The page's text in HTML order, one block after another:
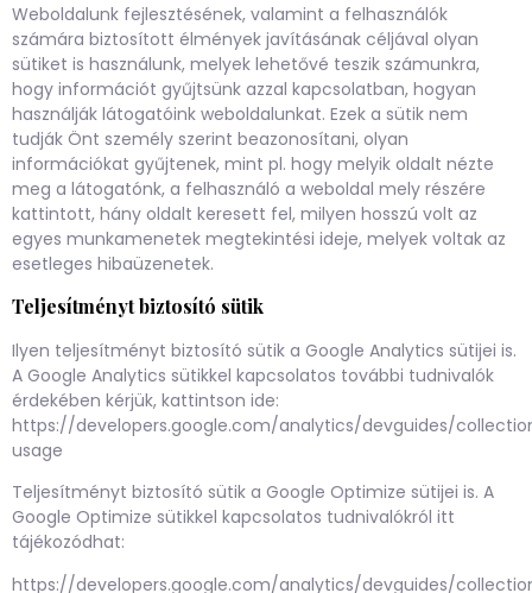
Weboldalunk fejlesztésének, valamint a felhasználók
számára biztosított élmények javításának céljával olyan
sütiket is használunk, melyek lehetővé teszik számunkra,
hogy információt gyűjtsünk azzal kapcsolatban, hogyan
használják látogatóink weboldalunkat. Ezek a sütik nem
tudják Önt személy szerint beazonosítani, olyan
információkat gyűjtenek, mint pl. hogy melyik oldalt nézte
meg a látogatónk, a felhasználó a weboldal mely részére
kattintott, hány oldalt keresett fel, milyen hosszú volt az
egyes munkamenetek megtekintési ideje, melyek voltak az
esetleges hibaüzenetek.
Teljesítményt biztosító sütik
Ilyen teljesítményt biztosító sütik a Google Analytics sütijei is.
A Google Analytics sütikkel kapcsolatos további tudnivalók
érdekében kérjük, kattintson ide:
https://developers.google.com/analytics/devguides/
usage
Teljesítményt biztosító sütik a Google Optimize sütijei is. A
Google Optimize sütikkel kapcsolatos tudnivalókról itt
tájékozódhat:
https://developers.google.com/analytics/devguides/